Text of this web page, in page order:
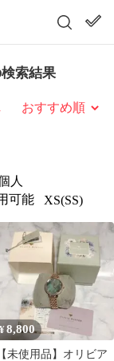
索結果
替え
人
可能 XS(SS)
¥8,800
【未使用品】オリビア